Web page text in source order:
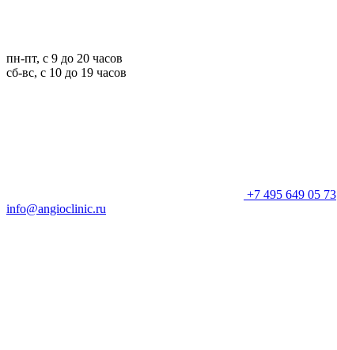
пн-пт, с 9 до 20 часов
сб-вс, с 10 до 19 часов
+7 495 649 05 73
info@angioclinic.ru